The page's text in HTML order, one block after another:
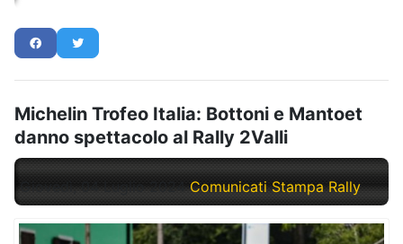
Michelin Trofeo Italia: Bottoni e Mantoet
danno spettacolo al Rally 2Valli
Giovedì, 04 Luglio 2024 Comunicati Stampa Rally